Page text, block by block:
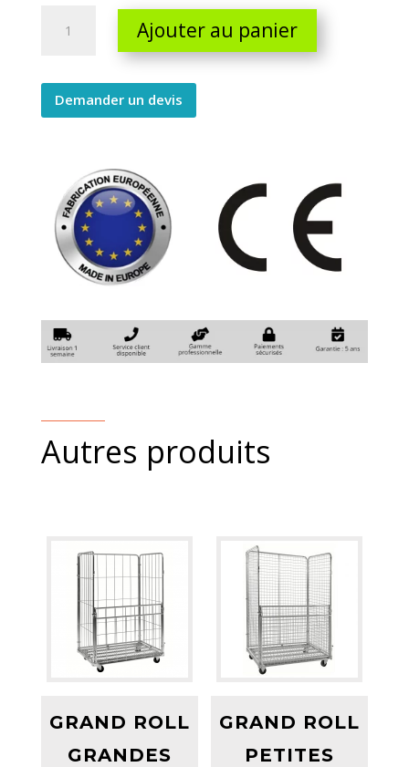
mailles
quantity
Ajouter au panier
Demander un devis
Autres produits
GRAND ROLL
GRANDES
GRAND ROLL
PETITES